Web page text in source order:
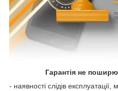
Гарантія не
- наявності слідів